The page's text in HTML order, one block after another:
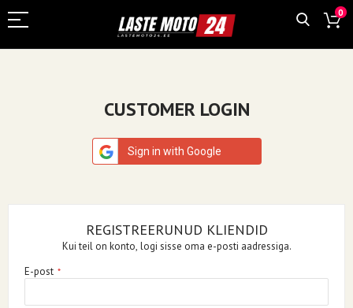
0
CUSTOMER LOGIN
Sign in with Google
REGISTREERUNUD KLIENDID
Kui teil on konto, logi sisse oma e-posti aadressiga.
E-post